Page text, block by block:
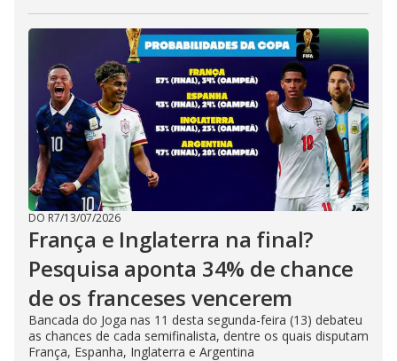
DO R7/13/07/2026
França e Inglaterra na final?
Pesquisa aponta 34% de chance
de os franceses vencerem
Bancada do Joga nas 11 desta segunda-feira (13) debateu
as chances de cada semifinalista, dentre os quais disputam
França, Espanha, Inglaterra e Argentina